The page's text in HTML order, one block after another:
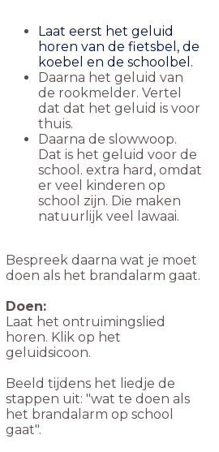
Laat eerst het geluid
horen van de fietsbel, de
koebel en de schoolbel.
Daarna het geluid van
de rookmelder. Vertel
dat dat het geluid is voor
thuis.
Daarna de slowwoop.
Dat is het geluid voor de
school. extra hard, omdat
er veel kinderen op
school zijn. Die maken
natuurlijk veel lawaai.
Bespreek daarna wat je moet
doen als het brandalarm gaat.
Doen:
Laat het ontruimingslied
horen. Klik op het
geluidsicoon.
Beeld tijdens het liedje de
stappen uit: "wat te doen als
het brandalarm op school
gaat".